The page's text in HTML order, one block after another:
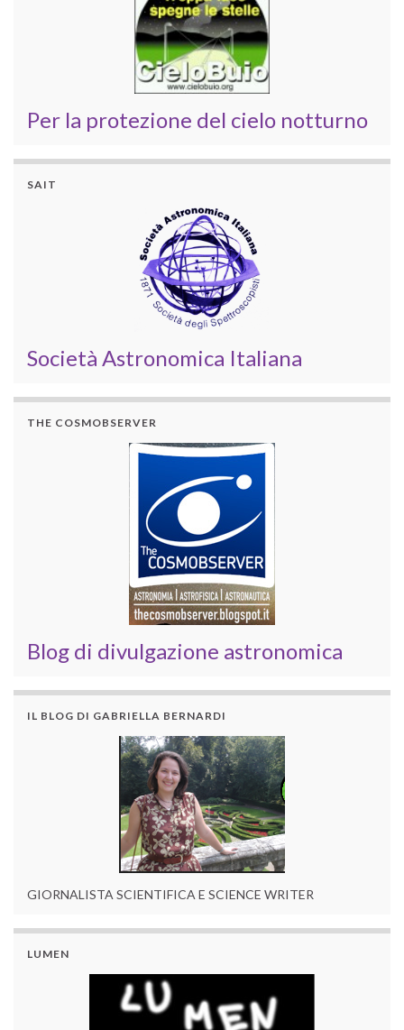
Per la protezione del cielo notturno
SAIT
Società Astronomica Italiana
THE COSMOBSERVER
Blog di divulgazione astronomica
IL BLOG DI GABRIELLA BERNARDI
GIORNALISTA SCIENTIFICA E SCIENCE WRITER
LUMEN